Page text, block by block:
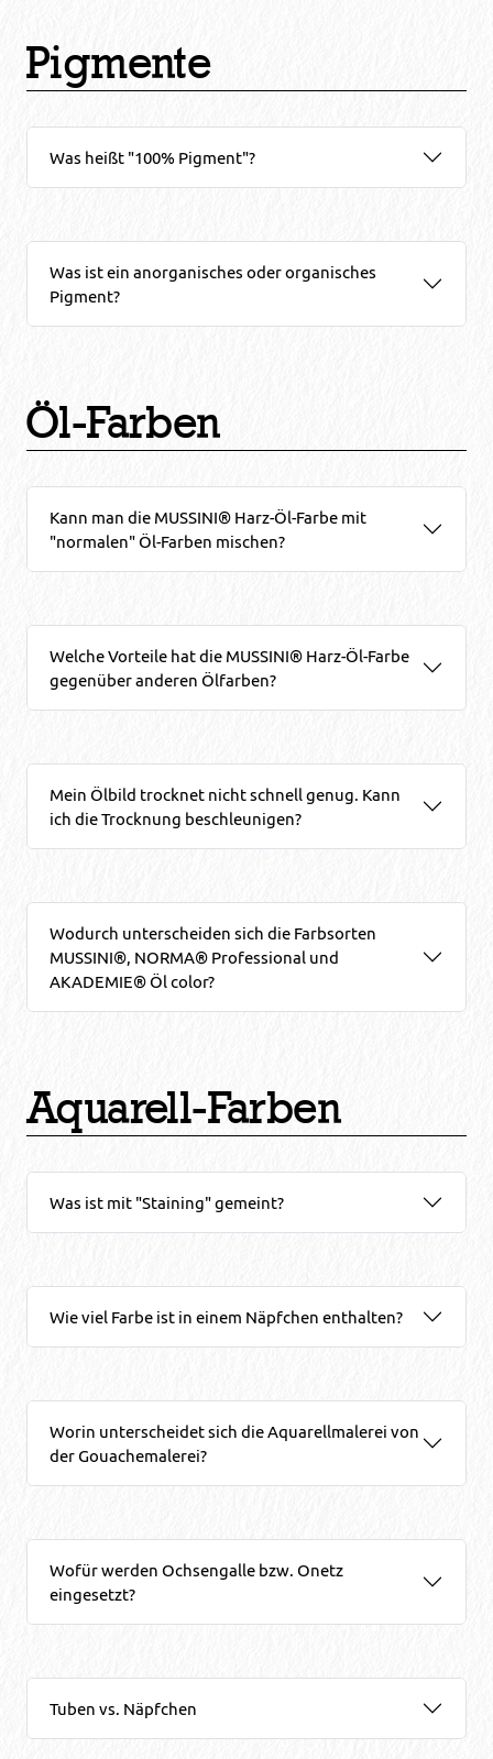
Pigmente
Was heißt "100% Pigment"?
Was ist ein anorganisches oder organisches
Pigment?
Öl-Farben
Kann man die MUSSINI® Harz-Öl-Farbe mit
"normalen" Öl-Farben mischen?
Welche Vorteile hat die MUSSINI® Harz-Öl-Farbe
gegenüber anderen Ölfarben?
Mein Ölbild trocknet nicht schnell genug. Kann
ich die Trocknung beschleunigen?
Wodurch unterscheiden sich die Farbsorten
MUSSINI®, NORMA® Professional und
AKADEMIE® Öl color?
Aquarell-Farben
Was ist mit "Staining" gemeint?
Wie viel Farbe ist in einem Näpfchen enthalten?
Worin unterscheidet sich die Aquarellmalerei von
der Gouachemalerei?
Wofür werden Ochsengalle bzw. Onetz
eingesetzt?
Tuben vs. Näpfchen